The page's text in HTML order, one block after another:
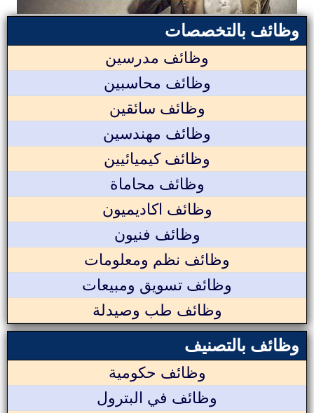
وظائف بالتخصصات
وظائف مدرسين
وظائف محاسبين
وظائف سائقين
وظائف مهندسين
وظائف كيميائيين
وظائف محاماة
وظائف اكاديميون
وظائف فنيون
وظائف نظم ومعلومات
وظائف تسويق ومبيعات
وظائف طب وصيدلة
وظائف بالتصنيف
وظائف حكومية
وظائف في البترول